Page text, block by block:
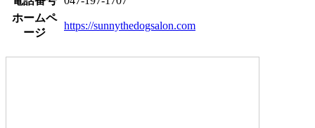
ホームペ
ージ
https://sunnythedogsalon.com